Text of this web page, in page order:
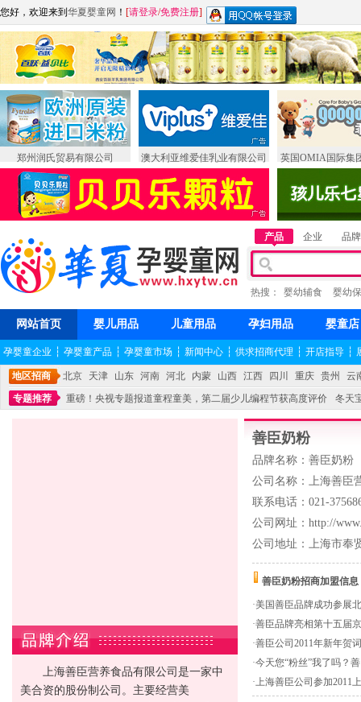
您好，欢迎来到 华夏婴童网 ！ [请登录/免费注册]
郑州润氏贸易有限公司 澳大利亚维爱佳乳业有限公司 英国OMIA国际集
产品 企业 品牌
热搜： 婴幼辅食 婴幼
网站首页 婴儿用品 儿童用品 孕妇用品 婴童店
孕婴童企业 ┆ 孕婴童产品 ┆ 孕婴童市场 ┆ 新闻中心 ┆ 供求招商代理 ┆ 开店指导 ┆
地区招商 北京 天津 山东 河南 河北 内蒙 山西 江西 四川 重庆 贵州
云
专题推荐
重磅！央视专题报道童程童美，第二届少儿编程节获高度评价
冬天
不能再单纯地销售产品,而要向增强服务转型,毕竟母婴产品比较特殊。”
妇幼广场
上海善臣营养食品有限公司是一家中
美合资的股份制公司。主要经营美
善臣奶粉
品牌名称：善臣奶粉
公司名称：上海善臣
联系电话：021-
公司网址：http://
公司地址：上海市奉
善臣奶粉招商加盟信息
·美国善臣品牌成功参展
·善臣品牌亮相第十五届
·善臣公司2011年新年贺词
·今天您“粉丝”我了吗？
·上海善臣公司参加2011